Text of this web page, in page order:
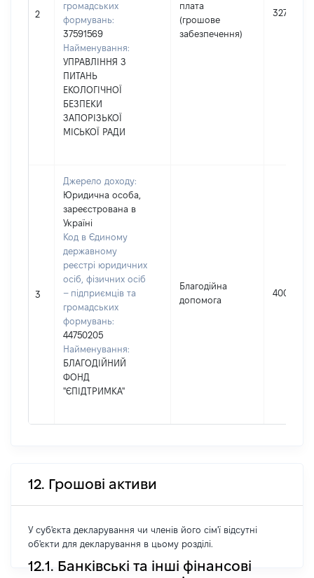
2
громадських
формувань:
37591569
Найменування:
УПРАВЛІННЯ З
ПИТАНЬ
ЕКОЛОГІЧНОЇ
БЕЗПЕКИ
ЗАПОРІЗЬКОЇ
МІСЬКОЇ РАДИ
плата
(грошове
забезпечення)
32749
3
Джерело доходу:
Юридична особа,
зареєстрована в
Україні
Код в Єдиному
державному
реєстрі юридичних
осіб, фізичних осіб
– підприємців та
громадських
формувань:
44750205
Найменування:
БЛАГОДІЙНИЙ
ФОНД
"ЄПІДТРИМКА"
Благодійна
допомога
4000
12. Грошові активи
У суб'єкта декларування чи членів його сім'ї відсутні
об'єкти для декларування в цьому розділі.
12.1. Банківські та інші фінансові